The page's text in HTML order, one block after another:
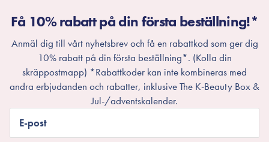
Få 10% rabatt på din första beställning!*
Anmäl dig till vårt nyhetsbrev och få en rabattkod som ger dig
10% rabatt på din första beställning*. (Kolla din
skräppostmapp) *Rabattkoder kan inte kombineras med
andra erbjudanden och rabatter, inklusive The K-Beauty Box &
Jul-/adventskalender.
E-post